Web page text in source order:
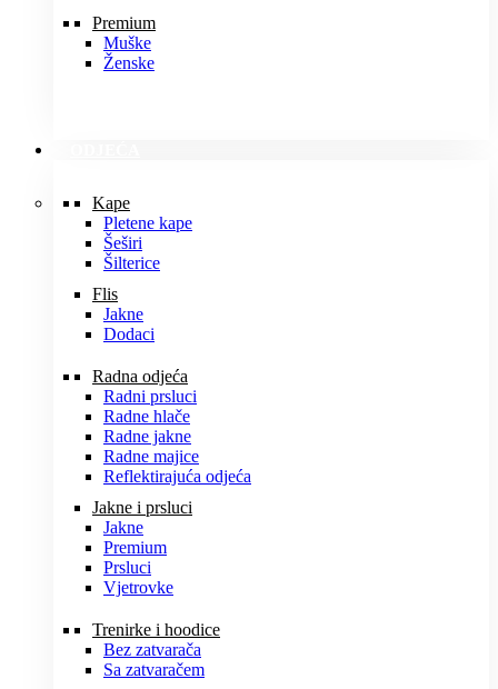
Premium
Muške
Ženske
Kape
Pletene kape
Šeširi
Šilterice
Flis
Jakne
Dodaci
Radna odjeća
Radni prsluci
Radne hlače
Radne jakne
Radne majice
Reflektirajuća odjeća
Jakne i prsluci
Jakne
Premium
Prsluci
Vjetrovke
Trenirke i hoodice
Bez zatvarača
Sa zatvaračem